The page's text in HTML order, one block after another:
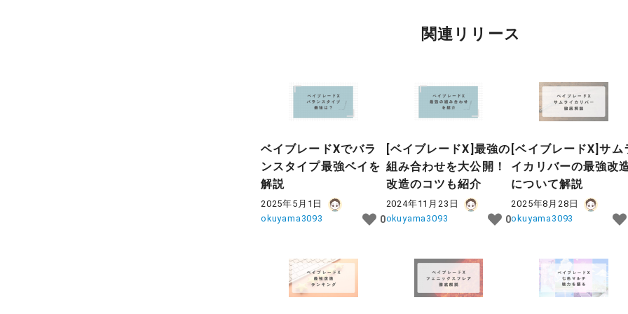
関連リリース
ベイブレードXでバラ
ンスタイプ最強ベイを
解説
2025年5月1日
okuyama3093
0
[ベイブレードX]最強の
組み合わせを大公開！
改造のコツも紹介
2024年11月23日
okuyama3093
0
[ベイブレードX]サム
イカリバーの最強改
について解説
2025年8月28日
okuyama3093